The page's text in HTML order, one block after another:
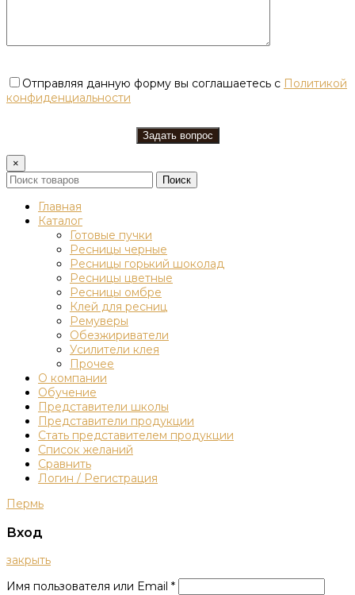
Отправляя данную форму вы соглашаетесь с Политикой
конфиденциальности
×
Поиск
Главная
Каталог
Готовые пучки
Ресницы черные
Ресницы горький шоколад
Ресницы цветные
Ресницы омбре
Клей для ресниц
Ремуверы
Обезжириватели
Усилители клея
Прочее
О компании
Обучение
Представители школы
Представители продукции
Стать представителем продукции
Список желаний
Сравнить
Логин / Регистрация
Пермь
Вход
закрыть
Имя пользователя или Email *